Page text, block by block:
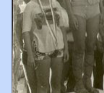
protesto eylemiyle
adına açıklama yapan
söylüyoruz. Bu son
ait tanıtıcı ilanların
Belediyesi ile mağazaların
de kınıyoruz'' diye de
yazının hemen ardından bu